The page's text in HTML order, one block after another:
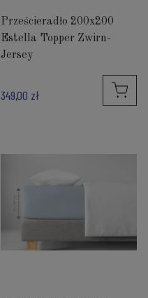
Prześcieradło 200x200
Estella Topper Zwirn-
Jersey
349,00 zł